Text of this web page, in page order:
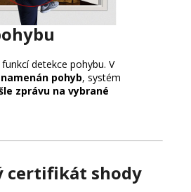
detekce pohybu. V
pohyb, systém
zprávu na vybrané
certifikát shody